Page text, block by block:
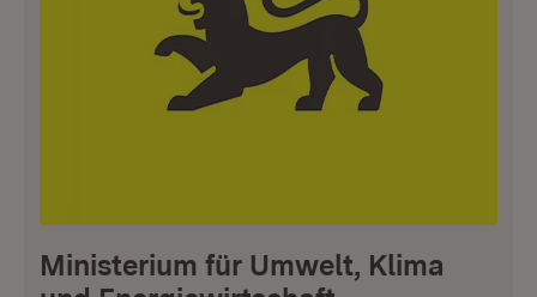
Ministerium für Umwelt, Klima